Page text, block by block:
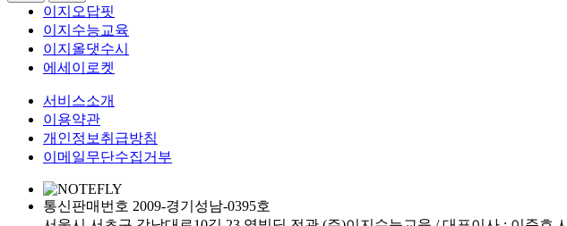
이지오답핏
이지수능교육
이지올댓수시
에세이로켓
서비스소개
이용약관
개인정보취급방침
이메일무단수집거부
통신판매번호 2009-경기성남-0395호